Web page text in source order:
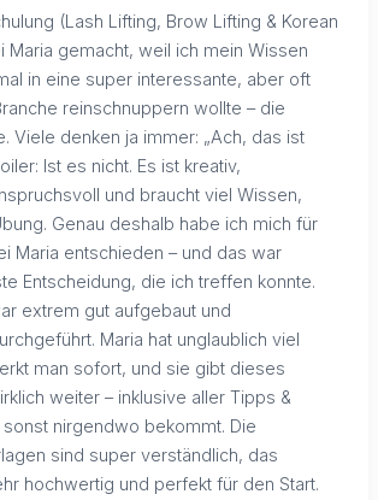
(Lash Lifting, Brow Lifting & Korean
Maria gemacht, weil ich mein Wissen
in eine super interessante, aber oft
reinschnuppern wollte – die
Viele denken ja immer: „Ach, das ist
Ist es nicht. Es ist kreativ,
und braucht viel Wissen,
Genau deshalb habe ich mich für
Maria entschieden – und das war
Entscheidung, die ich treffen konnte.
extrem gut aufgebaut und
Maria hat unglaublich viel
man sofort, und sie gibt dieses
weiter – inklusive aller Tipps &
nirgendwo bekommt. Die
sind super verständlich, das
hochwertig und perfekt für den Start.